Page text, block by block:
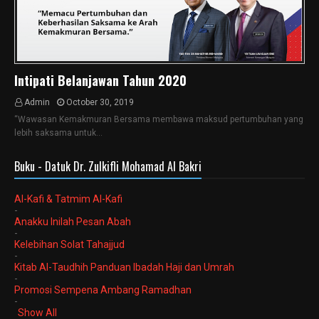
Intipati Belanjawan Tahun 2020
Admin
October 30, 2019
“Wawasan Kemakmuran Bersama membawa maksud pertumbuhan yang
lebih saksama untuk…
Buku - Datuk Dr. Zulkifli Mohamad Al Bakri
Al-Kafi & Tatmim Al-Kafi
-
Anakku Inilah Pesan Abah
-
Kelebihan Solat Tahajjud
-
Kitab Al-Taudhih Panduan Ibadah Haji dan Umrah
-
Promosi Sempena Ambang Ramadhan
-
Show All